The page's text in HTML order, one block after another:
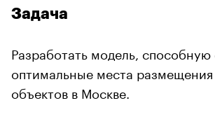
Задача
Разработать модель, способную
оптимальные места
объектов в Москве.